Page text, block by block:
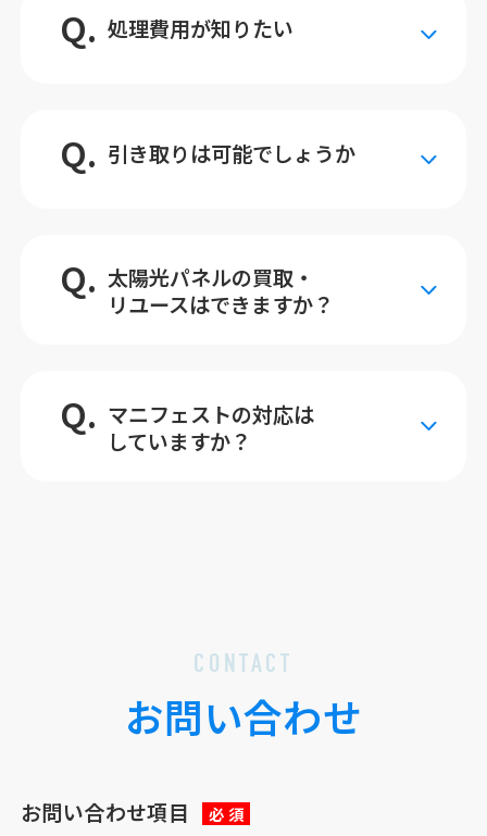
Q. 処理費用が知りたい
Q. 引き取りは可能でしょうか
Q. 太陽光パネルの買取・
リユースはできますか？
Q. マニフェストの対応は
していますか？
CONTACT
お問い合わせ
お問い合わせ項目 必 須